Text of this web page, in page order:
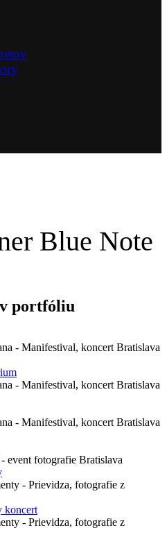
Blue Note
portfóliu
koncert